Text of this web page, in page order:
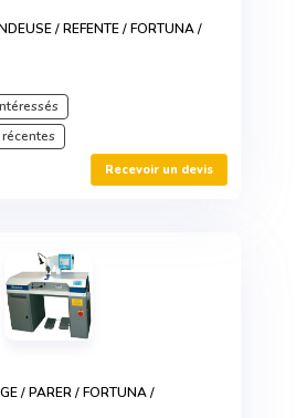
/ REFENTE / FORTUNA /
Recevoir un devis
/ PARER / FORTUNA /